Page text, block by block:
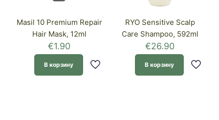
Masil 10 Premium Repair
Hair Mask, 12ml
€1.90
В корзину
RYO Sensitive Scalp
Care Shampoo, 592ml
€26.90
В корзину